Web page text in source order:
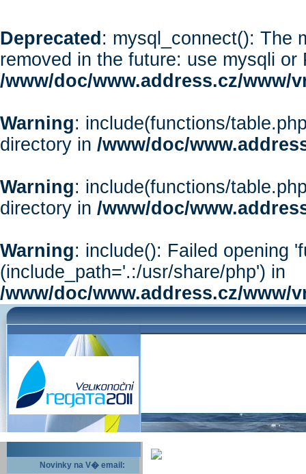
Deprecated : mysql_connect(): The
removed in the future: use mysqli or
/www/doc/www.address.cz/www/
Warning: include(functions/
directory in /www/doc/
Warning: include(functions/
directory in /www/doc/
Warning: include(): Failed opening
(include_path='.:/usr/share/php') in
/www/doc/www.address.cz/www/
Novinky na V� email: